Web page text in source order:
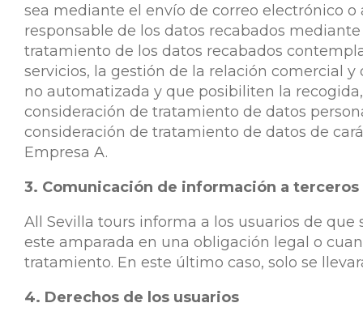
sea mediante el envío de correo electrónico
responsable de los datos recabados
tratamiento de los datos recabados
servicios, la gestión de la relación comercial
no automatizada y que posibiliten la
consideración de tratamiento de datos
consideración de tratamiento de datos de
Empresa A.
3. Comunicación de información a terceros
All Sevilla tours informa a los usuarios de
este amparada en una obligación legal o
tratamiento. En este último caso, solo se
4. Derechos de los usuarios